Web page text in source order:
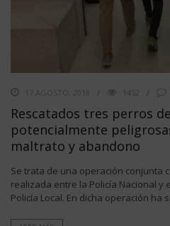
17 AGOSTO, 2018 1452
Rescatados tres perros
potencialmente
maltrato y abandono
Se trata de una operación conjunta
realizada entre la Policía Nacional y
Policía Local. En dicha operación ha